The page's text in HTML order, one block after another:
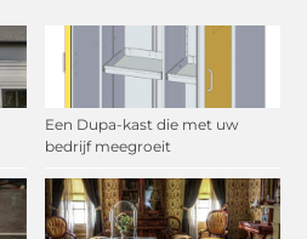
Een Dupa-kast die met uw
bedrijf meegroeit